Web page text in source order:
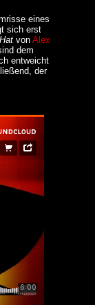
eines
sich erst
von Alex
dem
entweicht
der